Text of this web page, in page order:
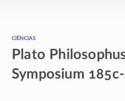
ciências
Plato
Symposium